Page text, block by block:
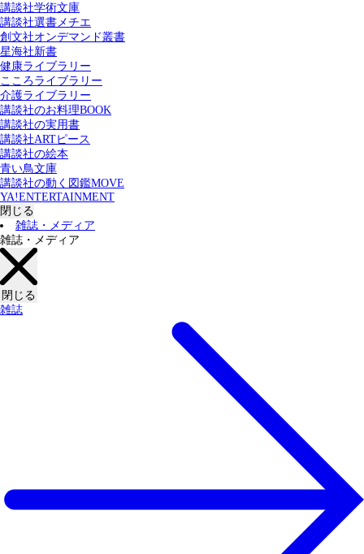
講談社学術文庫
講談社選書メチエ
創文社オンデマンド叢書
星海社新書
健康ライブラリー
こころライブラリー
介護ライブラリー
講談社のお料理BOOK
講談社の実用書
講談社ARTピース
講談社の絵本
青い鳥文庫
講談社の動く図鑑MOVE
YA!ENTERTAINMENT
閉じる
雑誌・メディア
雑誌・メディア
閉じる
雑誌